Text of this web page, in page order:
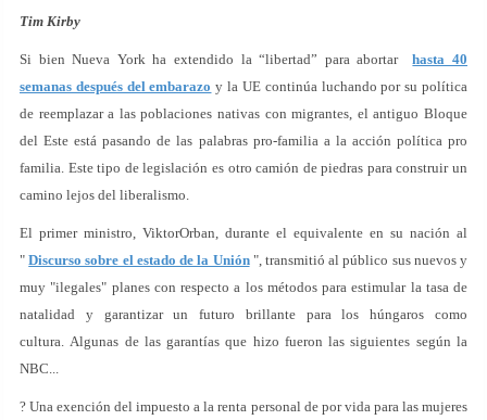
Tim Kirby
Si bien Nueva York ha extendido la “libertad” para abortarhasta 40
semanas después del embarazo y la UE continúa luchando por su política
de reemplazar a las poblaciones nativas con migrantes, el antiguo Bloque
del Este está pasando de las palabras pro-familia a la acción política pro
familia. Este tipo de legislación es otro camión de piedras para construir un
camino lejos del liberalismo.
El primer ministro, ViktorOrban, durante el equivalente en su nación al
"Discurso sobre el estado de la Unión", transmitió al público sus nuevos y
muy "ilegales" planes con respecto a los métodos para estimular la tasa de
natalidad y garantizar un futuro brillante para los húngaros como
cultura. Algunas de las garantías que hizo fueron las siguientes según la
NBC...
? Una exención del impuesto a la renta personal de por vida para las mujeres